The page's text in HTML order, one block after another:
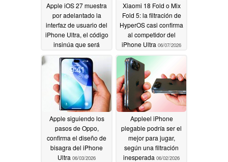
Apple iOS 27 muestra
por adelantado la
interfaz de usuario del
iPhone Ultra, el código
insinúa que será
Xiaomi 18 Fold o Mix
Fold 5: la filtración de
HyperOS casi confirma
al competidor del
iPhone Ultra 06/07/2026
Apple siguiendo los
pasos de Oppo,
confirma el diseño de
bisagra del iPhone
Ultra 06/03/2026
Appleel iPhone
plegable podría ser el
mejor para jugar,
según una filtración
inesperada 06/02/2026